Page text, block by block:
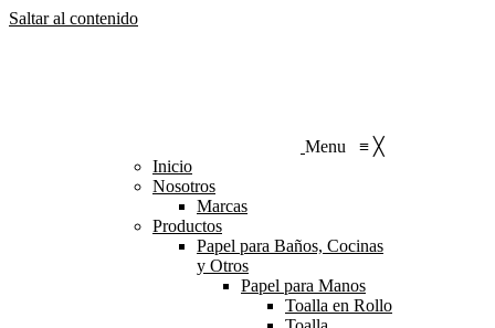
Saltar al contenido
Menu ≡ ╳
Inicio
Nosotros
Marcas
Productos
Papel para Baños, Cocinas
y Otros
Papel para Manos
Toalla en Rollo